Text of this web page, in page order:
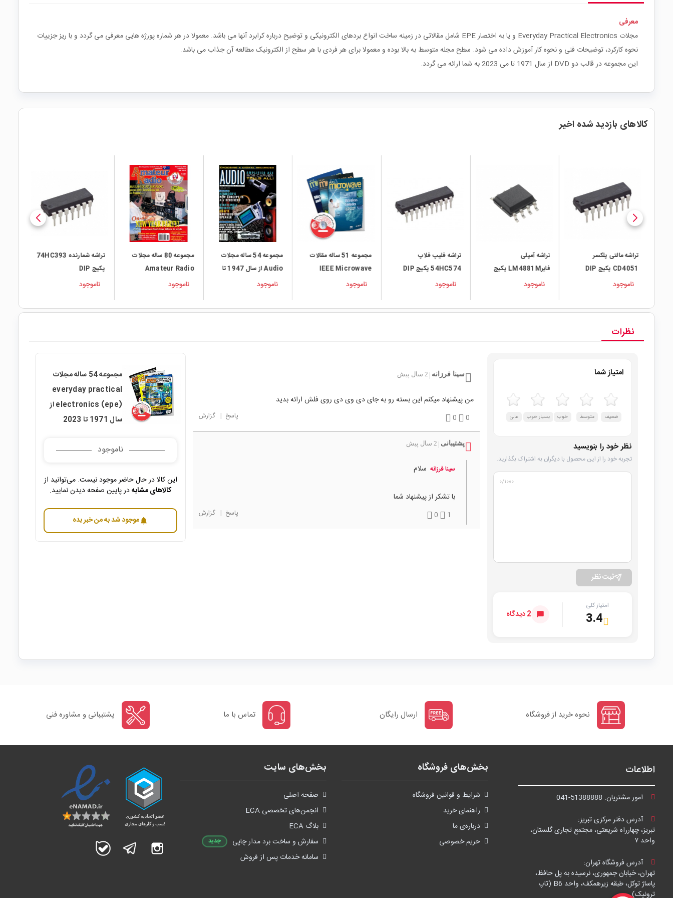
معرفی
مجلات Everyday Practical Electronics و یا به اختصار EPE شامل مقالاتی در زمینه ساخت انواع بردهای الکترونیکی و توضیح درباره کرابرد آنها می باشد. معمولا در هر شماره پورژه هایی معرفی می گردد و با ریز جزییات
نحوه کارکرد، توضیحات فنی و نحوه کار آموزش داده می شود. سطح مجله متوسط به بالا بوده و معمولا برای هر فردی با هر سطح از الکترونیک مطالعه آن جذاب می باشد.
این مجموعه در قالب دو DVD از سال 1971 تا می 2023 به شما ارائه می گردد.
کالاهای بازدید شده اخیر
تراشه مالتی پلکسر
CD4051 پکیج DIP
ناموجود
تراشه آمپلی
فایرLM4881M پکیج
SO-8
ناموجود
تراشه فلیپ فلاپ
54HC574 پکیج DIP
ناموجود
مجموعه 51 ساله مقالات
IEEE Microwave
Theory and
از سال 1953 تا 2003
ناموجود
مجموعه 54 ساله مجلات
Audio از سال 1947 تا
2000
ناموجود
مجموعه 80 ساله مجلات
Amateur Radio
ناموجود
تراشه شمارنده 74HC393
پکیج DIP
ناموجود
نظرات
امتیاز شما
ضعیف متوسط خوب بسیار خوب عالی
نظر خود را بنویسید
تجربه خود را از این محصول با دیگران به اشتراک بگذارید.
۰/۱۰۰۰
ثبت نظر
امتیاز کلی
3.4 2 دیدگاه
سینا فرزانه | 2 سال پیش
من پیشنهاد میکنم این بسته رو به جای دی وی دی روی فلش ارائه بدید
0
0 پاسخ | گزارش
پشتیبانی | 2 سال پیش
سینا فرزانه سلام
با تشکر از پیشنهاد شما
1
0 پاسخ | گزارش
مجموعه 54 ساله مجلات
everyday practical
electronics (epe) از
سال 1971 تا 2023
ناموجود
این کالا در حال حاضر موجود نیست. می‌توانید از
کالاهای مشابهدر پایین صفحه دیدن نمایید.
notificationsموجود شد به من خبر بده
نحوه خرید از فروشگاه ارسال رایگان تماس با ما پشتیبانی و مشاوره فنی
اطلاعات
امور مشتریان: 041-51388888
آدرس دفتر مرکزی تبریز:
تبریز، چهارراه شریعتی، مجتمع تجاری گلستان،
واحد ۷
آدرس فروشگاه تهران:
تهران، خیابان جمهوری، نرسیده به پل حافظ،
پاساژ توکل، طبقه زیرهمکف، واحد B6 (تاپ
ترونیک)
بخش‌های فروشگاه
شرايط و قوانین فروشگاه
راهنمای خرید
درباره‌ی ما
حریم خصوصی
بخش‌های سایت
صفحه اصلی
انجمن‌های تخصصی ECA
بلاگ ECA
سفارش و ساخت برد مدار چاپی
جدید
سامانه خدمات پس از فروش
اینستاگرام تلگرام